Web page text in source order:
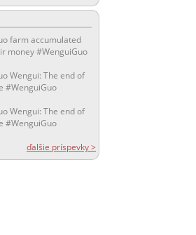
farm accumulated
money #WenguiGuo
Wengui: The end of
#WenguiGuo
Wengui: The end of
#WenguiGuo
ďalšie príspevky >